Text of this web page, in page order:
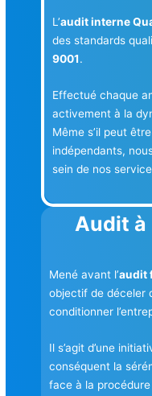
L’audit interne
des standards
9001.
Effectué chaque
activement à la
Même s’il peut
indépendants,
sein de nos
Audit à
Mené avant l’audit
objectif de déceler
conditionner
Il s’agit d’une
conséquent la
face à la